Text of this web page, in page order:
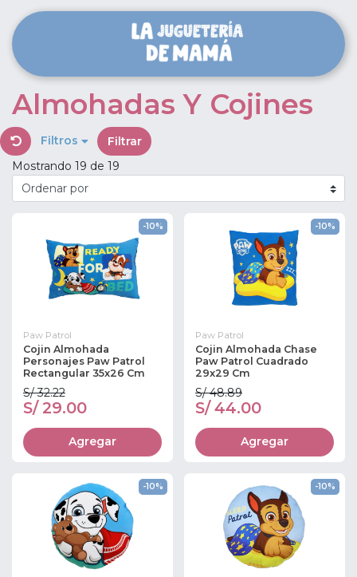
Almohadas Y Cojines
Filtros
Filtrar
Mostrando 19 de 19
-10%
Paw Patrol
Cojin Almohada
Personajes Paw Patrol
Rectangular 35x26 Cm
S/ 32.22
S/ 29.00
Agregar
-10%
Paw Patrol
Cojin Almohada Chase
Paw Patrol Cuadrado
29x29 Cm
S/ 48.89
S/ 44.00
Agregar
-10% -10%